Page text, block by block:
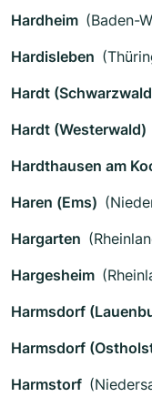
Hardheim (Baden-
Hardisleben
Hardt
Hardt (Westerwald)
Hardthausen am
Haren (Ems)
Hargarten
Hargesheim
Harmsdorf
Harmsdorf
Harmstorf